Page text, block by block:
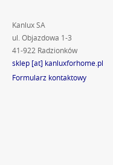
Kanlux SA
ul. Objazdowa 1-3
41-922 Radzionków
sklep [at] kanluxforhome.pl
Formularz kontaktowy